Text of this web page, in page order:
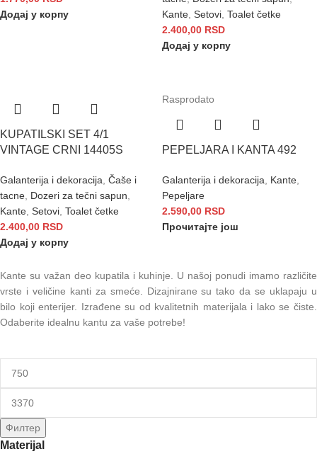
Филтер
Materijal
Додај у корпу
Kante Setovi Toalet četke
2.400,00 RSD
Додај у корпу
KUPATILSKI SET 4/1
VINTAGE CRNI 14405S
Galanterija i dekoracija Čaše i
tacne Dozeri za tečni sapun
Kante Setovi Toalet četke
2.400,00 RSD
Додај у корпу
Rasprodato
PEPELJARA I KANTA 492
Galanterija i dekoracija Kante
Pepeljare
2.590,00 RSD
Прочитајте још
Kante su važan deo kupatila i kuhinje. U našoj ponudi imamo različite
vrste i veličine kanti za smeće. Dizajnirane su tako da se uklapaju u
bilo koji enterijer. Izrađene su od kvalitetnih materijala i lako se čiste.
Odaberite idealnu kantu za vaše potrebe!